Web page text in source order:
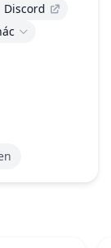
Discord